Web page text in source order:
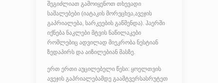
შეგიძლიათ გამოიყენოთ თხევადი
საშალებები (იატაკის მორეცხვა,ავეჯის
გაპრიალება, სარკეების გაწმენდა). ჰაერში
იქნება ნაკლები მტვის ნაწილაკები
რომლებიც ადვილად მიეკრობა ნესტიან
ზედაპირს და აიზილებიან მასზე.
ერთ ერთი აუცილებელი წესი: ყოელთვის
ავეჯის გაპრიალებამდე გაამტვერსასრუტეთ